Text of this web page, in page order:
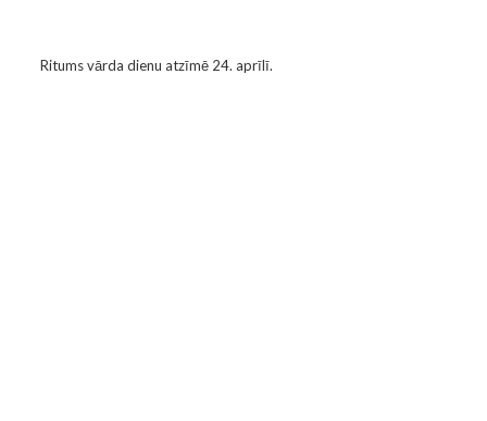
Ritums vārda dienu atzīmē 24. aprīlī.